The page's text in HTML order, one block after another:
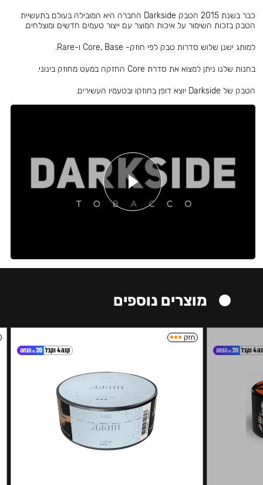
כבר בשנת 2015 הטבק Darkside החברה היא המובילה בעולם בתעשיית
הטבק בזכות השימור על איכות המוצר עם ייצור טעמים חדשים ומוצלחים.
למותג ישנן שלוש סדרות טבק לפי חוזק- Core, Base ו-Rare.
בחנות שלנו ניתן למצוא את סדרת Core החזקה במעט מחוזק בינוני.
הטבק של Darkside יוצא דופן בחוזקו ובטעמיו העשירים.
מוצרים נוספים
חזק